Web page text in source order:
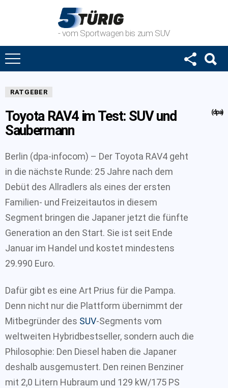
- vom Sportwagen bis zum SUV
RATGEBER
Toyota RAV4 im Test: SUV und
Saubermann
(dpa)
Berlin (dpa-infocom) – Der Toyota RAV4 geht
in die nächste Runde: 25 Jahre nach dem
Debüt des Allradlers als eines der ersten
Familien- und Freizeitautos in diesem
Segment bringen die Japaner jetzt die fünfte
Generation an den Start. Sie ist seit Ende
Januar im Handel und kostet mindestens
29.990 Euro.
Dafür gibt es eine Art Prius für die Pampa.
Denn nicht nur die Plattform übernimmt der
Mitbegründer des SUV-Segments vom
weltweiten Hybridbestseller, sondern auch die
Philosophie: Den Diesel haben die Japaner
deshalb ausgemustert. Den reinen Benziner
mit 2,0 Litern Hubraum und 129 kW/175 PS